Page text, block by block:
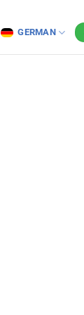
GERMAN